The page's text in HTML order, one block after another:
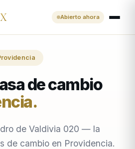
Abierto ahora
de cambio
.
de Valdivia 020 — la
de cambio en Providencia.